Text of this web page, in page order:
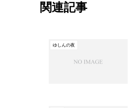
ん
関連記事
ゆしんの夜